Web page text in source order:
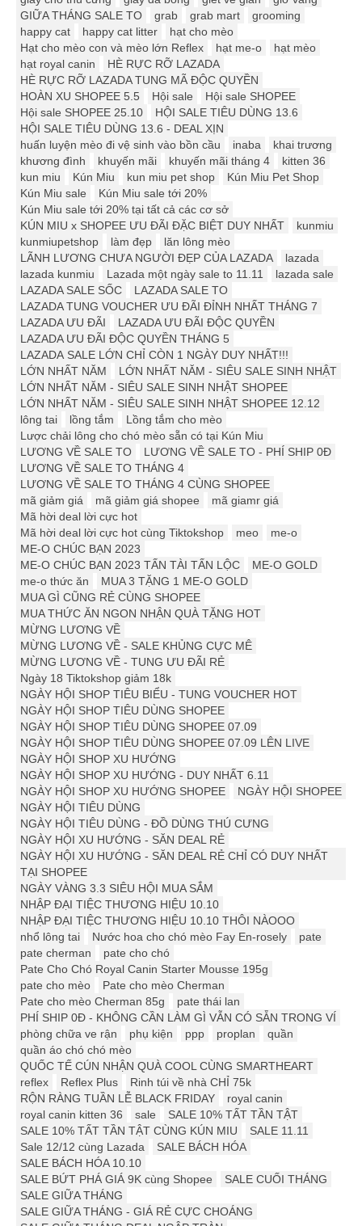
GIỮA THÁNG SALE TO
grab grab mart
grooming
happy cat
happy cat litter
hạt cho mèo
Hạt cho mèo con và mèo lớn Reflex
hạt me-o
hạt mèo
hạt royal canin
HÈ RỰC RỠ LAZADA
HÈ RỰC RỠ LAZADA TUNG MÃ ĐỘC QUYỀN
HOÀN XU SHOPEE 5.5
Hội sale
Hội sale SHOPEE
Hội sale SHOPEE 25.10
HỘI SALE TIÊU DÙNG 13.6
HỘI SALE TIÊU DÙNG 13.6 - DEAL XỊN
huấn luyện mèo đi vệ sinh vào bồn cầu
inaba
khai trương
khương đình
khuyến mãi khuyến mãi tháng 4
kitten 36
kun miu
Kún Miu kun miu pet shop
Kún Miu Pet Shop
Kún Miu sale
Kún Miu sale tới 20%
Kún Miu sale tới 20% tại tất cả các cơ sở
KÚN MIU x SHOPEE ƯU ĐÃI ĐẶC BIỆT DUY NHẤT
kunmiu
kunmiupetshop
làm đẹp
lăn lông mèo
LÃNH LƯƠNG CHƯA NGƯỜI ĐẸP CỦA LAZADA
lazada
lazada kunmiu
Lazada một ngày sale to 11.11
lazada sale
LAZADA SALE SỐC
LAZADA SALE TO
LAZADA TUNG VOUCHER ƯU ĐÃI ĐỈNH NHẤT THÁNG 7
LAZADA ƯU ĐÃI
LAZADA ƯU ĐÃI ĐỘC QUYỀN
LAZADA ƯU ĐÃI ĐỘC QUYỀN THÁNG 5
LAZADA SALE LỚN CHỈ CÒN 1 NGÀY DUY NHẤT!!!
LỚN NHẤT NĂM
LỚN NHẤT NĂM - SIÊU SALE SINH NHẬT
LỚN NHẤT NĂM - SIÊU SALE SINH NHẬT SHOPEE
LỚN NHẤT NĂM - SIÊU SALE SINH NHẬT SHOPEE 12.12
lông tai
lồng tắm
Lồng tắm cho mèo
Lược chải lông cho chó mèo sẵn có tại Kún Miu
LƯƠNG VỀ SALE TO
LƯƠNG VỀ SALE TO - PHÍ SHIP 0Đ
LƯƠNG VỀ SALE TO THÁNG 4
LƯƠNG VỀ SALE TO THÁNG 4 CÙNG SHOPEE
mã giảm giá
mã giảm giá shopee
mã giamr giá
Mã hời deal lời cực hot
Mã hời deal lời cực hot cùng Tiktokshop
meo
me-o
ME-O CHÚC BẠN 2023
ME-O CHÚC BẠN 2023 TẤN TÀI TẤN LỘC
ME-O GOLD
me-o thức ăn
MUA 3 TẶNG 1 ME-O GOLD
MUA GÌ CŨNG RẺ CÙNG SHOPEE
MUA THỨC ĂN NGON NHẬN QUÀ TẶNG HOT
MỪNG LƯƠNG VỀ
MỪNG LƯƠNG VỀ - SALE KHỦNG CỰC MÊ
MỪNG LƯƠNG VỀ - TUNG ƯU ĐÃI RẺ
Ngày 18 Tiktokshop giảm 18k
NGÀY HỘI SHOP TIÊU BIỂU - TUNG VOUCHER HOT
NGÀY HỘI SHOP TIÊU DÙNG SHOPEE
NGÀY HỘI SHOP TIÊU DÙNG SHOPEE 07.09
NGÀY HỘI SHOP TIÊU DÙNG SHOPEE 07.09 LÊN LIVE
NGÀY HỘI SHOP XU HƯỚNG
NGÀY HỘI SHOP XU HƯỚNG - DUY NHẤT 6.11
NGÀY HỘI SHOP XU HƯỚNG SHOPEE
NGÀY HỘI SHOPEE
NGÀY HỘI TIÊU DÙNG
NGÀY HỘI TIÊU DÙNG - ĐỒ DÙNG THÚ CƯNG
NGÀY HỘI XU HƯỚNG - SĂN DEAL RẺ
NGÀY HỘI XU HƯỚNG - SĂN DEAL RẺ CHỈ CÓ DUY NHẤT
TẠI SHOPEE
NGÀY VÀNG 3.3 SIÊU HỘI MUA SẮM
NHẬP ĐẠI TIỆC THƯƠNG HIỆU 10.10
NHẬP ĐẠI TIỆC THƯƠNG HIỆU 10.10 THÔI NÀOOO
nhổ lông tai
Nước hoa cho chó mèo Fay En-rosely
pate
pate cherman
pate cho chó
Pate Cho Chó Royal Canin Starter Mousse 195g
pate cho mèo
Pate cho mèo Cherman
Pate cho mèo Cherman 85g
pate thái lan
PHÍ SHIP 0Đ - KHÔNG CẦN LÀM GÌ VẪN CÓ SẴN TRONG VÍ
phòng chữa ve rận
phụ kiện ppp proplan
quần
quần áo chó chó mèo
QUỐC TẾ CÚN NHẬN QUÀ COOL CÙNG SMARTHEART
reflex
Reflex Plus
Rinh túi về nhà CHỈ 75k
RỘN RÀNG TUẦN LỄ BLACK FRIDAY
royal canin
royal canin kitten 36
sale
SALE 10% TẤT TẦN TẬT
SALE 10% TẤT TẦN TẬT CÙNG KÚN MIU
SALE 11.11
Sale 12/12 cùng Lazada
SALE BÁCH HÓA
SALE BÁCH HÓA 10.10
SALE BỨT PHÁ GIÁ 9K cùng Shopee
SALE CUỐI THÁNG
SALE GIỮA THÁNG
SALE GIỮA THÁNG - GIÁ RẺ CỰC CHOÁNG